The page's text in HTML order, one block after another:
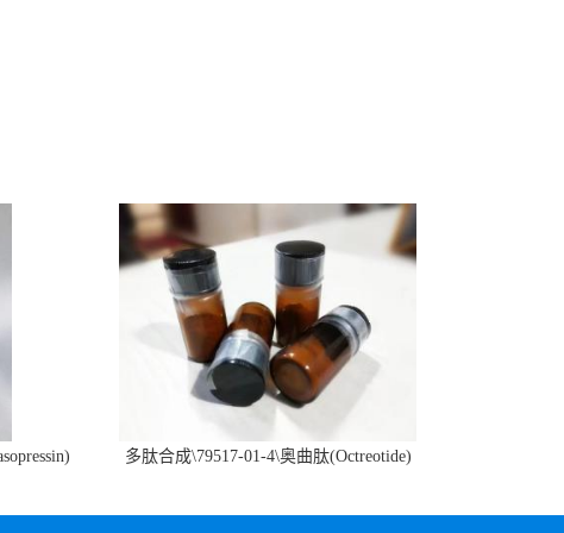
多肽合成\79517-01-4\奥曲肽(Octreotide)